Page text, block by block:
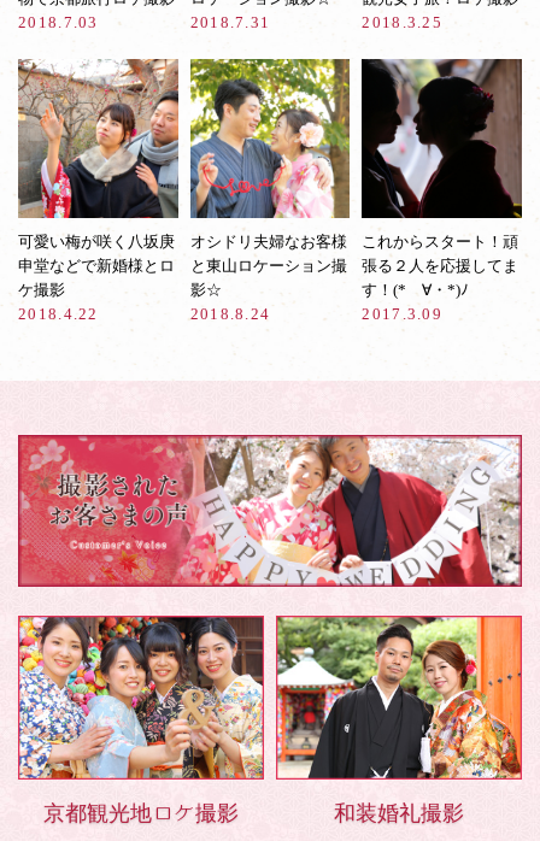
2018.7.03
2018.7.31
2018.3.25
可愛い梅が咲く八坂庚
申堂などで新婚様とロ
ケ撮影
2018.4.22
オシドリ夫婦なお客様
と東山ロケーション撮
影☆
2018.8.24
これからスタート！頑
張る２人を応援してま
す！(*ゝ∀・*)ﾉ
2017.3.09
京都観光地ロケ撮影 和装婚礼撮影